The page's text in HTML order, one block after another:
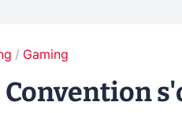
Gaming
Convention